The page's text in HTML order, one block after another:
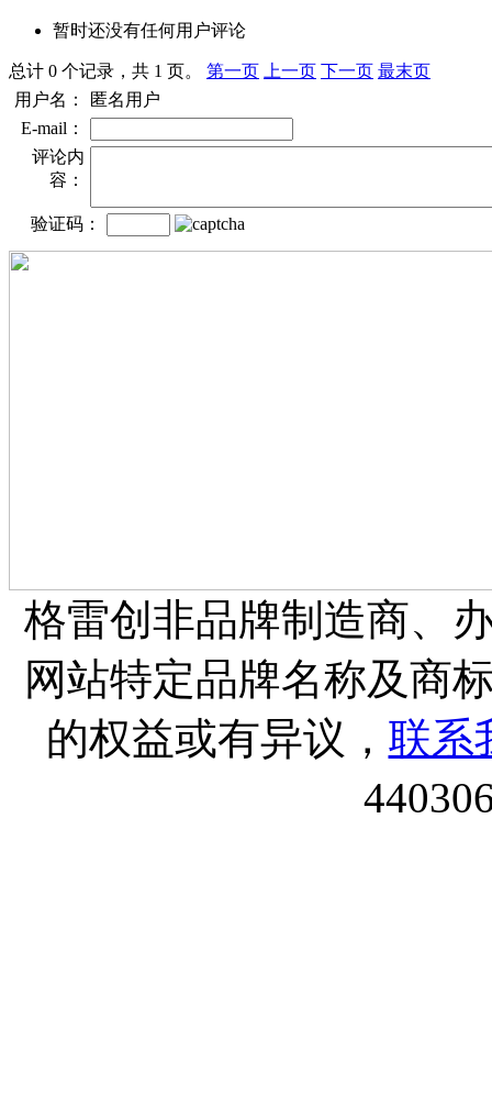
暂时还没有任何用户评论
总计 0 个记录，共 1 页。 第一页 上一页 下一页 最末页
用户名：
匿名用户
E-mail：
评论内
容：
验证码：
格雷创非品牌制造商、
网站特定品牌名称及商
的权益或有异议， 联系